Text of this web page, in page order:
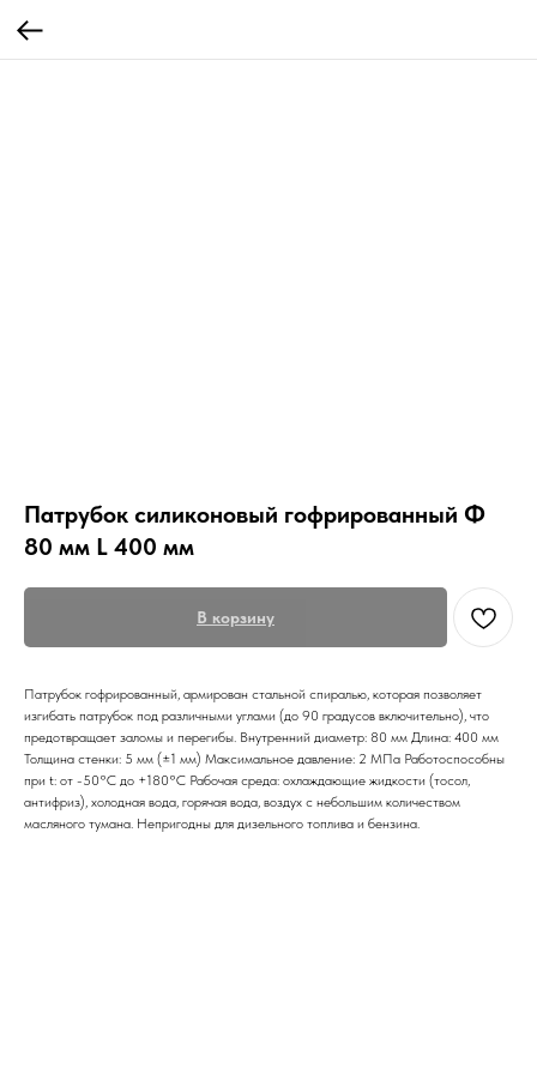
Патрубок силиконовый гофрированный Ф
80 мм L 400 мм
В корзину
Патрубок гофрированный, армирован стальной спиралью, которая позволяет
изгибать патрубок под различными углами (до 90 градусов включительно), что
предотвращает заломы и перегибы. Внутренний диаметр: 80 мм Длина: 400 мм
Толщина стенки: 5 мм (±1 мм) Максимальное давление: 2 МПа Работоспособны
при t: от -50°С до +180°С Рабочая среда: охлаждающие жидкости (тосол,
антифриз), холодная вода, горячая вода, воздух с небольшим количеством
масляного тумана. Непригодны для дизельного топлива и бензина.